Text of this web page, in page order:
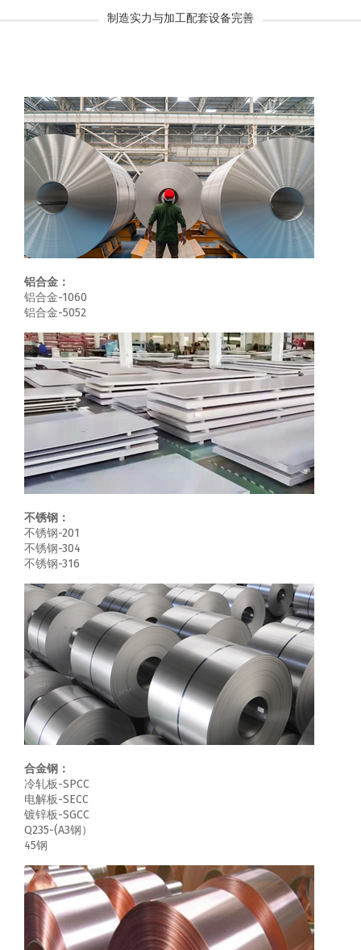
制造实力与加工配套设备完善
铝合金：
铝合金-1060
铝合金-5052
不锈钢：
不锈钢-201
不锈钢-304
不锈钢-316
合金钢：
冷轧板-SPCC
电解板-SECC
镀锌板-SGCC
Q235-(A3钢）
45钢